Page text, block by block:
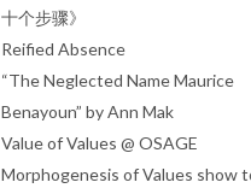
十个步骤》
Reified Absence
“The Neglected Name Maurice
Benayoun” by Ann Mak
Value of Values @ OSAGE
Morphogenesis of Values show